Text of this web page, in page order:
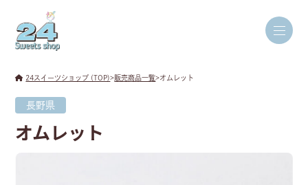
24スイーツショップ (TOP)>販売商品一覧>オムレット
長野県
オムレット